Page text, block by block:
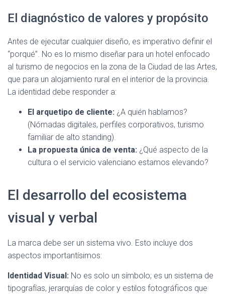
El diagnóstico de valores y propósito
Antes de ejecutar cualquier diseño, es imperativo definir el
“porqué”. No es lo mismo diseñar para un hotel enfocado
al turismo de negocios en la zona de la Ciudad de las Artes,
que para un alojamiento rural en el interior de la provincia.
La identidad debe responder a:
El arquetipo de cliente: ¿A quién hablamos?
(Nómadas digitales, perfiles corporativos, turismo
familiar de alto standing).
La propuesta única de venta: ¿Qué aspecto de la
cultura o el servicio valenciano estamos elevando?
El desarrollo del ecosistema
visual y verbal
La marca debe ser un sistema vivo. Esto incluye dos
aspectos importantísimos:
Identidad Visual: No es solo un símbolo; es un sistema de
tipografías, jerarquías de color y estilos fotográficos que